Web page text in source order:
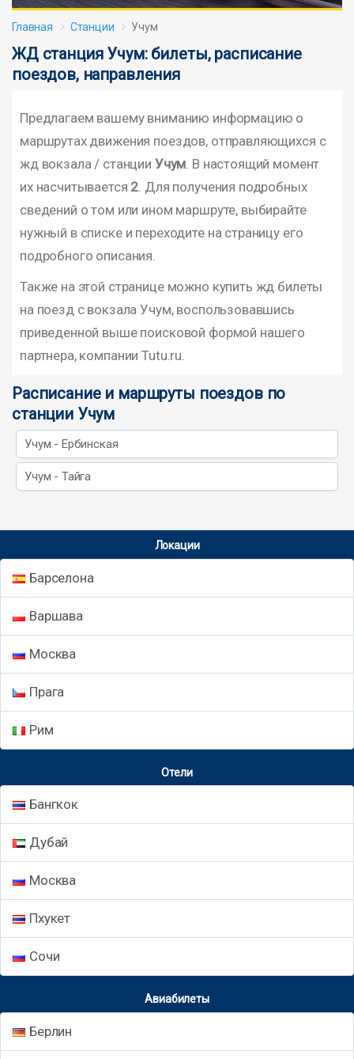
Главная Станции Учум
ЖД станция Учум: билеты, расписание
поездов, направления
Предлагаем вашему вниманию информацию о
маршрутах движения поездов, отправляющихся с
жд вокзала / станции Учум . В настоящий момент
их насчитывается 2 . Для получения подробных
сведений о том или ином маршруте, выбирайте
нужный в списке и переходите на страницу его
подробного описания.
Также на этой странице можно купить жд билеты
на поезд с вокзала Учум, воспользовавшись
приведенной выше поисковой формой нашего
партнера, компании Tutu.ru.
Расписание и маршруты поездов по
станции Учум
Учум - Ербинская
Учум - Тайга
Локации
Барселона
Варшава
Москва
Прага
Рим
Отели
Бангкок
Дубай
Москва
Пхукет
Сочи
Авиабилеты
Берлин